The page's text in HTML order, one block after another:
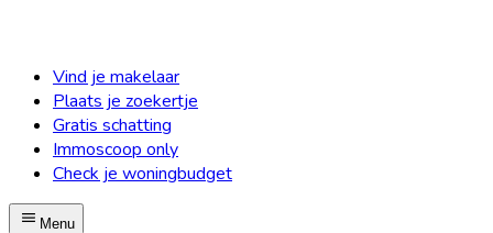
Vind je makelaar
Plaats je zoekertje
Gratis schatting
Immoscoop only
Check je woningbudget
Menu